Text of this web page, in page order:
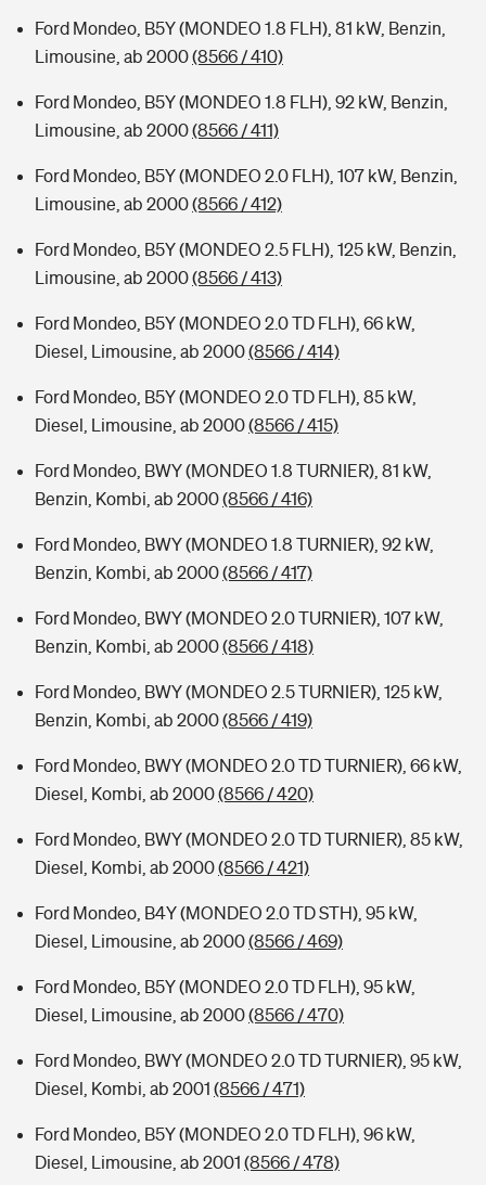
Ford Mondeo, B5Y (MONDEO 1.8 FLH), 81 kW, Benzin,
Limousine, ab 2000(8566 / 410)
Ford Mondeo, B5Y (MONDEO 1.8 FLH), 92 kW, Benzin,
Limousine, ab 2000(8566 / 411)
Ford Mondeo, B5Y (MONDEO 2.0 FLH), 107 kW, Benzin,
Limousine, ab 2000(8566 / 412)
Ford Mondeo, B5Y (MONDEO 2.5 FLH), 125 kW, Benzin,
Limousine, ab 2000(8566 / 413)
Ford Mondeo, B5Y (MONDEO 2.0 TD FLH), 66 kW,
Diesel, Limousine, ab 2000(8566 / 414)
Ford Mondeo, B5Y (MONDEO 2.0 TD FLH), 85 kW,
Diesel, Limousine, ab 2000(8566 / 415)
Ford Mondeo, BWY (MONDEO 1.8 TURNIER), 81 kW,
Benzin, Kombi, ab 2000(8566 / 416)
Ford Mondeo, BWY (MONDEO 1.8 TURNIER), 92 kW,
Benzin, Kombi, ab 2000(8566 / 417)
Ford Mondeo, BWY (MONDEO 2.0 TURNIER), 107 kW,
Benzin, Kombi, ab 2000(8566 / 418)
Ford Mondeo, BWY (MONDEO 2.5 TURNIER), 125 kW,
Benzin, Kombi, ab 2000(8566 / 419)
Ford Mondeo, BWY (MONDEO 2.0 TD TURNIER), 66 kW,
Diesel, Kombi, ab 2000(8566 / 420)
Ford Mondeo, BWY (MONDEO 2.0 TD TURNIER), 85 kW,
Diesel, Kombi, ab 2000(8566 / 421)
Ford Mondeo, B4Y (MONDEO 2.0 TD STH), 95 kW,
Diesel, Limousine, ab 2000(8566 / 469)
Ford Mondeo, B5Y (MONDEO 2.0 TD FLH), 95 kW,
Diesel, Limousine, ab 2000(8566 / 470)
Ford Mondeo, BWY (MONDEO 2.0 TD TURNIER), 95 kW,
Diesel, Kombi, ab 2001 (8566 / 471)
Ford Mondeo, B5Y (MONDEO 2.0 TD FLH), 96 kW,
Diesel, Limousine, ab 2001 (8566 / 478)